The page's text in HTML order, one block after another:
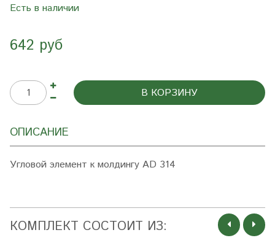
Есть в наличии
642 руб
В КОРЗИНУ
ОПИСАНИЕ
Угловой элемент к молдингу AD 314
КОМПЛЕКТ СОСТОИТ ИЗ: